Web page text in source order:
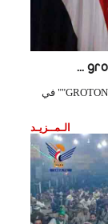
أعلنت القوات المسلحة اليوم عن استهداف السفينة GROTON"" في
الـمــزيـد